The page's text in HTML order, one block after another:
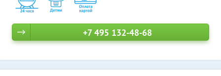
+7 495 132-48-68